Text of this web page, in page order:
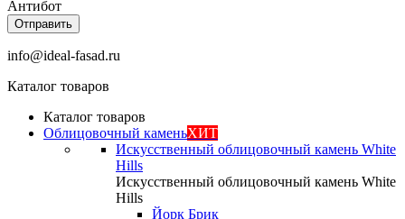
Антибот
Отправить
info@ideal-fasad.ru
Каталог товаров
Каталог товаров
Облицовочный каменьХИТ
Искусственный облицовочный камень White
Hills
Искусственный облицовочный камень White
Hills
Йорк Брик